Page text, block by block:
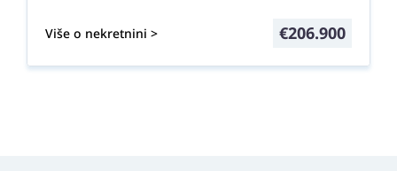
Više o nekretnini > €206.900